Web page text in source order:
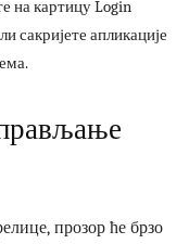
на картицу Login
сакријете апликације
прозор ће брзо